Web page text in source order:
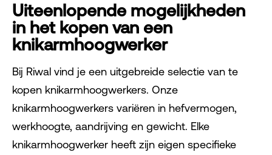
Uiteenlopende mogelijkheden
in het kopen van een
knikarmhoogwerker
Bij Riwal vind je een uitgebreide selectie van te
kopen knikarmhoogwerkers. Onze
knikarmhoogwerkers variëren in hefvermogen,
werkhoogte, aandrijving en gewicht. Elke
knikarmhoogwerker heeft zijn eigen specifieke